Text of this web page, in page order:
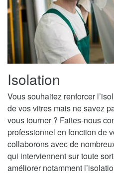
Isolation
Vous souhaitez renforcer
de vos vitres mais ne savez
vous tourner ? Faites-nous
professionnel en fonction de
collaborons avec de
qui interviennent sur toute
améliorer notamment